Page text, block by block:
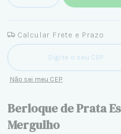
Calcular Frete e Prazo
Entregas para o CEP:
Não sei meu CEP
Berloque de Prata
Mergulho